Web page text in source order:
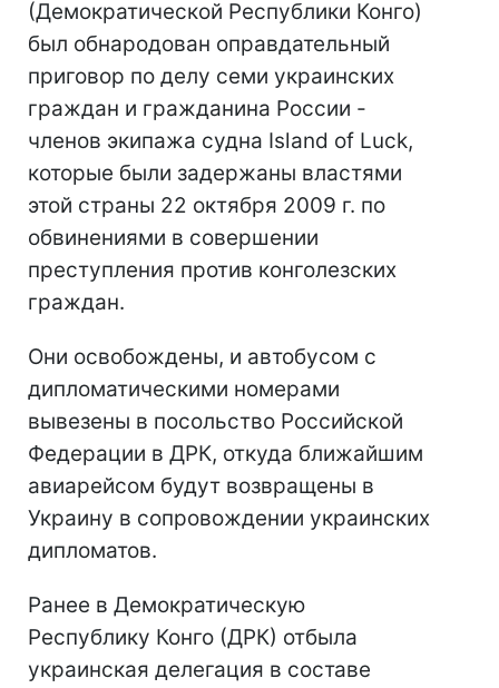
(Демократической Республики Конго)
был обнародован оправдательный
приговор по делу семи украинских
граждан и гражданина России -
членов экипажа судна Island of Luck,
которые были задержаны властями
этой страны 22 октября 2009 г. по
обвинениями в совершении
преступления против конголезских
граждан.
Они освобождены, и автобусом с
дипломатическими номерами
вывезены в посольство Российской
Федерации в ДРК, откуда ближайшим
авиарейсом будут возвращены в
Украину в сопровождении украинских
дипломатов.
Ранее в Демократическую
Республику Конго (ДРК) отбыла
украинская делегация в составе